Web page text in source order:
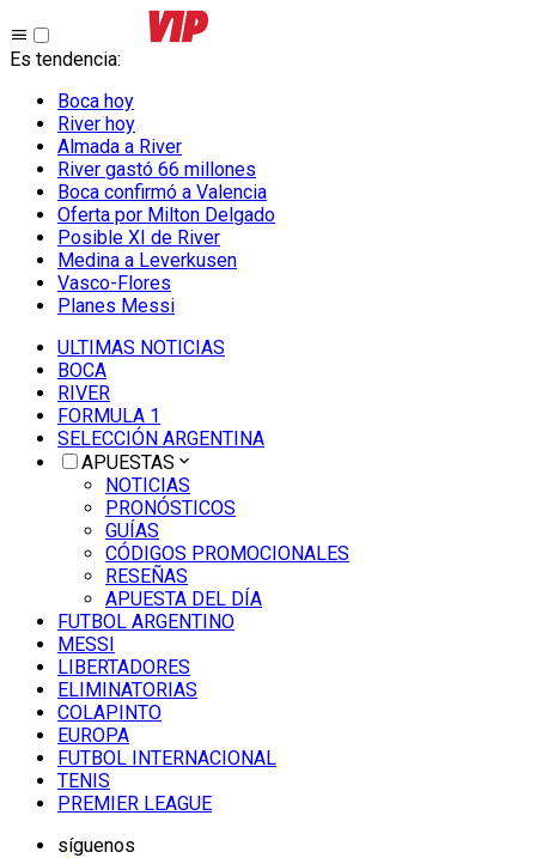
Es tendencia:
Boca hoy
River hoy
Almada a River
River gastó 66 millones
Boca confirmó a Valencia
Oferta por Milton Delgado
Posible XI de River
Medina a Leverkusen
Vasco-Flores
Planes Messi
ULTIMAS NOTICIAS
BOCA
RIVER
FORMULA 1
SELECCIÓN ARGENTINA
APUESTAS
NOTICIAS
PRONÓSTICOS
GUÍAS
CÓDIGOS PROMOCIONALES
RESEÑAS
APUESTA DEL DÍA
FUTBOL ARGENTINO
MESSI
LIBERTADORES
ELIMINATORIAS
COLAPINTO
EUROPA
FUTBOL INTERNACIONAL
TENIS
PREMIER LEAGUE
síguenos